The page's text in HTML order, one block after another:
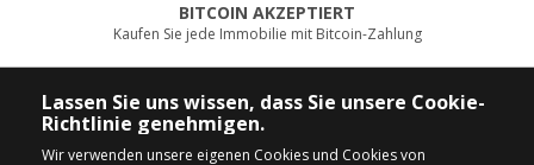
BITCOIN AKZEPTIERT
Kaufen Sie jede Immobilie mit Bitcoin-Zahlung
FÜHRENDES IMMOBILIENUNTERNEHMEN
RUFEN SIE UNS AN
Lassen Sie uns wissen, dass Sie unsere Cookie-
Richtlinie genehmigen.
Wir verwenden unsere eigenen Cookies und Cookies von